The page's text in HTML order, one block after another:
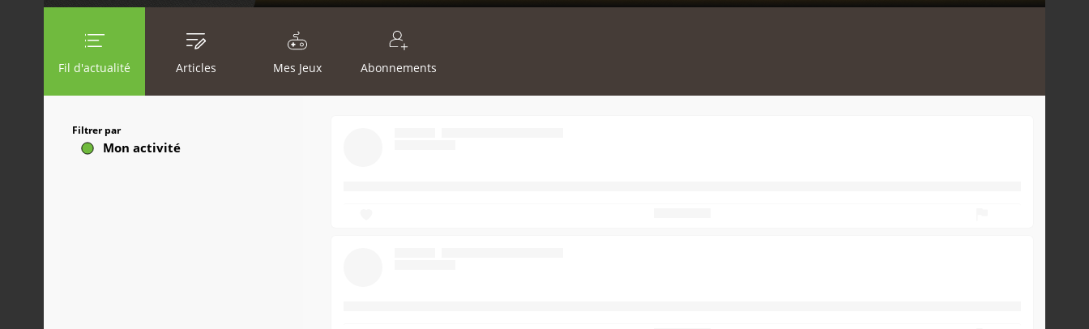
Fil d'actualité Articles Mes Jeux Abonnements
Filtrer par
Mon activité